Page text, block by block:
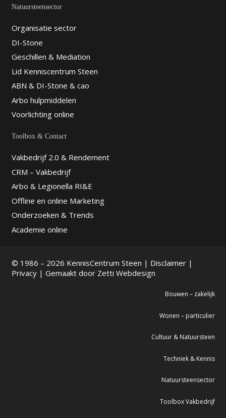
Natuursteensector
Organisatie sector
DI-Stone
Geschillen & Mediation
Lid Kenniscentrum Steen
ABN & DI-Stone & cao
Arbo hulpmiddelen
Voorlichting online
Toolbox & Contact
Vakbedrijf 2.0 & Rendement
CRM – Vakbedrijf
Arbo & Legionella RI&E
Offline en online Marketing
Onderzoeken & Trends
Academie online
© 1986 – 2026 KennisCentrum Steen | Disclaimer|
Privacy| Gemaakt door Zetti Webdesign
Bouwen – zakelijk
Wonen – particulier
Cultuur & Natuursteen
Techniek & Kennis
Natuursteensector
Toolbox Vakbedrijf